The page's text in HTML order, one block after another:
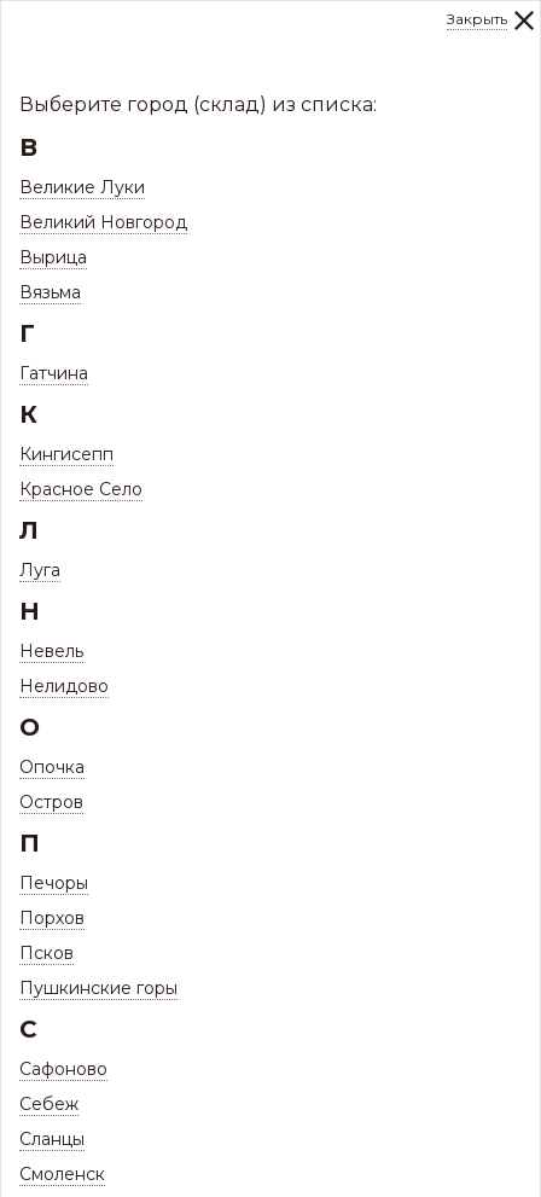
291-000
Профнастил и комплектующие
Профиль 20 R ЦН ЭКО (стеновой,
кровельный, забор)
Закрыть
Выберите город (склад) из списка:
В
Великие Луки
Великий Новгород
Вырица
Вязьма
Г
Гатчина
К
Кингисепп
Красное Село
Л
Луга
Н
Невель
Нелидово
О
Опочка
Остров
П
Печоры
Порхов
Псков
Пушкинские горы
С
Сафоново
Себеж
Сланцы
Смоленск